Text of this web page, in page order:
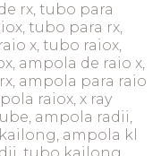
rx, tubo para
tubo para rx,
x, tubo raiox,
ampola de raio x,
ampola para raio
raiox, x ray
ampola radii,
ampola kl